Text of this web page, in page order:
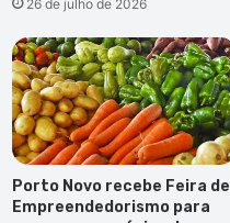
26 de julho de 2026
Porto Novo recebe Feira de
Empreendedorismo para